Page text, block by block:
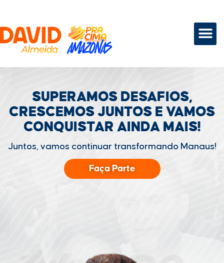
SUPERAMOS DESAFIOS,
CRESCEMOS JUNTOS E VAMOS
CONQUISTAR AINDA MAIS!
Juntos, vamos continuar transformando Manaus!
Faça Parte